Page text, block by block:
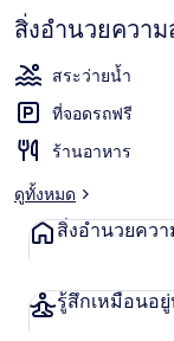
สิ่งอำนวยควา
สระว่ายน้ำ
ที่จอดรถฟรี
ร้านอาหาร
ดูทั้งหมด
สิ่งอำนวยคว
รู้สึกเหมือนอ